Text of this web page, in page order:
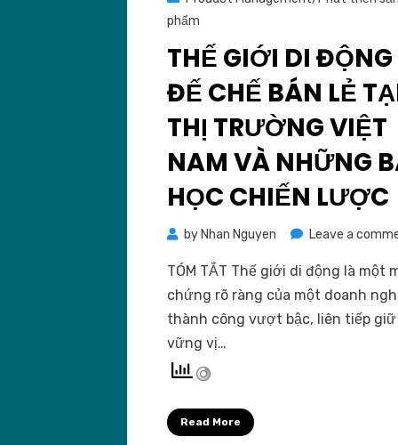
phẩm
THẾ GIỚI DI
ĐẾ CHẾ BÁN LẺ
THỊ TRƯỜNG VIỆT
NAM VÀ NHỮNG
HỌC CHIẾN LƯỢC
by Nhan Nguyen Leave a
TÓM TẮT Thế giới di động là một
chứng rõ ràng của một doanh
thành công vượt bậc, liên tiếp giữ
vững vị…
Read More